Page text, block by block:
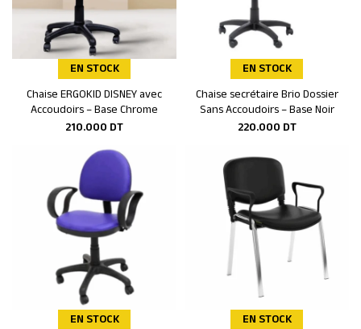
EN STOCK
Ajouter au panier
Chaise ERGOKID DISNEY avec
Accoudoirs – Base Chrome
210.000 DT
EN STOCK
Ajouter au panier
Chaise secrétaire Brio Dossier
Sans Accoudoirs – Base Noir
220.000 DT
EN STOCK EN STOCK